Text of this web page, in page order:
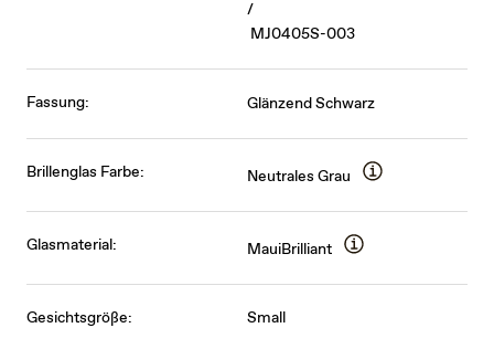
/
MJ0405S-003
Fassung: Glänzend Schwarz
Brillenglas Farbe: Neutrales Grau
Glasmaterial: MauiBrilliant
Gesichtsgröße: Small